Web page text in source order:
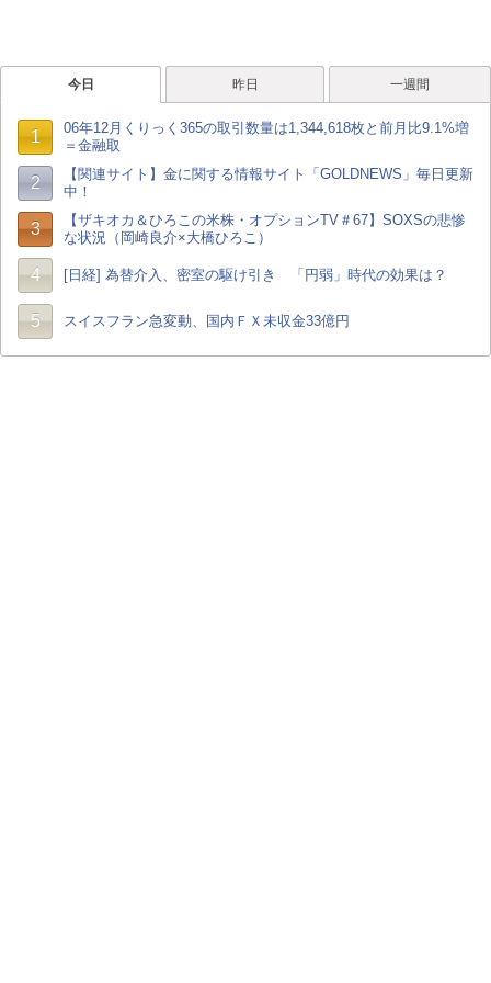
今日 昨日 一週間
1
06年12月くりっく365の取引数量は1,344,618枚と前月比9.1%増
＝金融取
2
【関連サイト】金に関する情報サイト「GOLDNEWS」毎日更新
中！
3
【ザキオカ＆ひろこの米株・オプションTV＃67】SOXSの悲惨
な状況（岡崎良介×大橋ひろこ）
4 [日経] 為替介入、密室の駆け引き 「円弱」時代の効果は？
5 スイスフラン急変動、国内ＦＸ未収金33億円